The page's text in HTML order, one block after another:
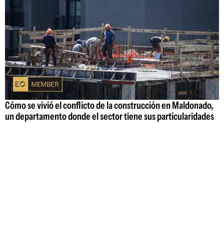
Cómo se vivió el conflicto de la construcción en Maldonado,
un departamento donde el sector tiene sus particularidades